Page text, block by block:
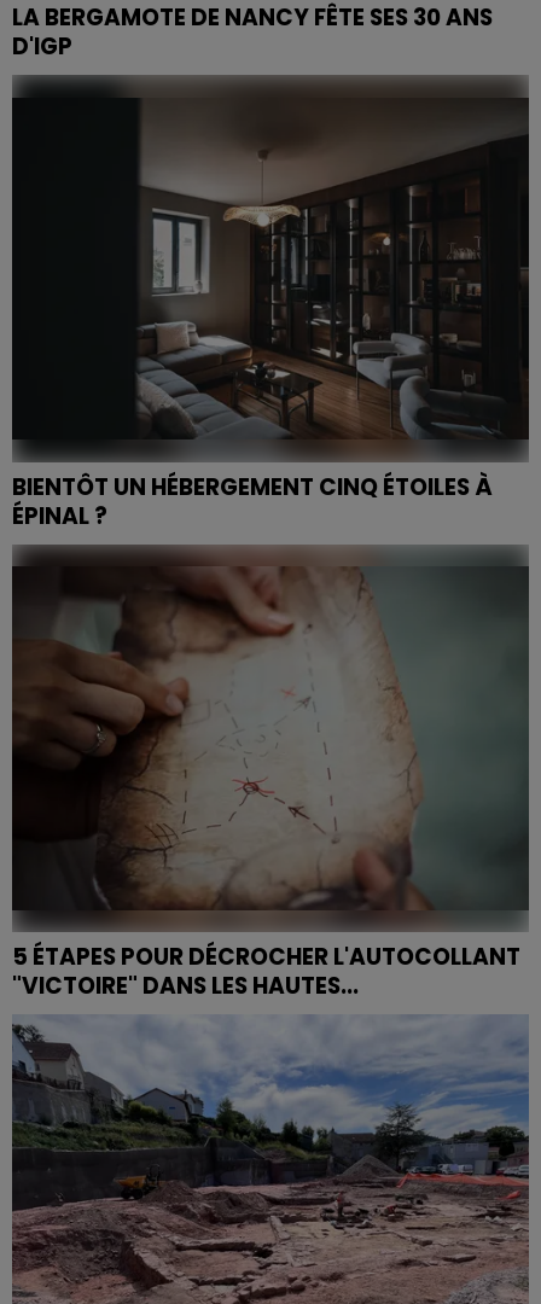
LA BERGAMOTE DE NANCY FÊTE SES 30 ANS
D'IGP
Ce bonbon emblématique est mis à l'honneur toute
l'année.
BIENTÔT UN HÉBERGEMENT CINQ ÉTOILES À
ÉPINAL ?
Au cœur de la cité des Images, deux appartements
touristiques haut de gamme ouvrent leurs portes. Un
projet ambitieux, né de la rencontre entre l'amour
5 ÉTAPES POUR DÉCROCHER L'AUTOCOLLANT
"VICTOIRE" DANS LES HAUTES...
Cet été, l'Office de Tourisme de La Bresse Hautes
Vosges propose aux familles une chasse aux trésors
en 5 étapes pour découvrir les coins méconnus de la...